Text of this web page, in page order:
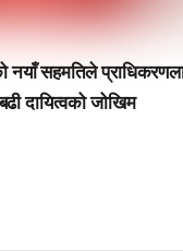
नयाँ सहमतिले
दायित्वको जोखिम